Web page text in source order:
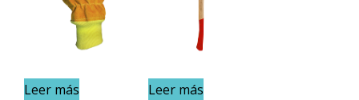
Leer más Leer más